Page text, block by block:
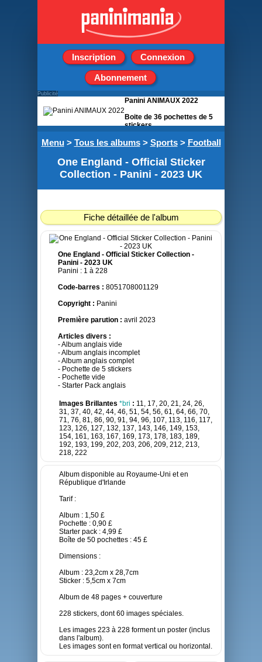
Inscription Connexion
Abonnement
Menu> Tous les albums> Sports> Football
One England - Official Sticker
Collection - Panini - 2023 UK
Fiche détaillée de l'album
One England - Official Sticker Collection -
Panini - 2023 UK
Panini : 1 à 228
Code-barres : 8051708001129
Copyright : Panini
Première parution : avril 2023
Articles divers :
- Album anglais vide
- Album anglais incomplet
- Album anglais complet
- Pochette de 5 stickers
- Pochette vide
- Starter Pack anglais
Images Brillantes *bri : 11, 17, 20, 21, 24, 26,
31, 37, 40, 42, 44, 46, 51, 54, 56, 61, 64, 66, 70,
71, 76, 81, 86, 90, 91, 94, 96, 107, 113, 116, 117,
123, 126, 127, 132, 137, 143, 146, 149, 153,
154, 161, 163, 167, 169, 173, 178, 183, 189,
192, 193, 199, 202, 203, 206, 209, 212, 213,
218, 222
Album disponible au Royaume-Uni et en
République d'Irlande
Tarif :
Album : 1,50 £
Pochette : 0,90 £
Starter pack : 4,99 £
Boîte de 50 pochettes : 45 £
Dimensions :
Album : 23,2cm x 28,7cm
Sticker : 5,5cm x 7cm
Album de 48 pages + couverture
228 stickers, dont 60 images spéciales.
Les images 223 à 228 forment un poster (inclus
dans l'album).
Les images sont en format vertical ou horizontal.
Publicité
Panini ANIMAUX 2022
Boite de 36 pochettes de 5
stickers